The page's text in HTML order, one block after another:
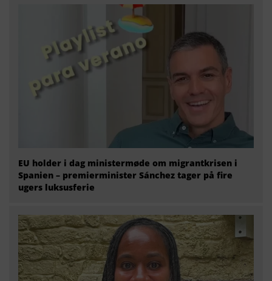
EU holder i dag ministermøde om migrantkrisen i
Spanien – premierminister Sánchez tager på fire
ugers luksusferie